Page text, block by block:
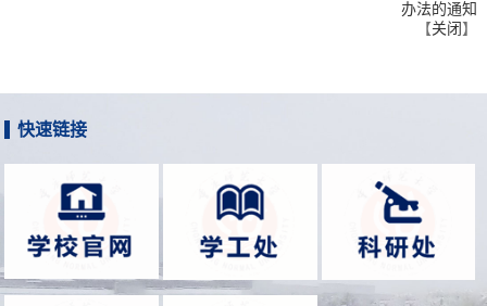
办法的通知
【关闭 】
快速链接